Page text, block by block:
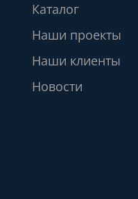
Каталог
Наши проекты
Наши клиенты
Новости